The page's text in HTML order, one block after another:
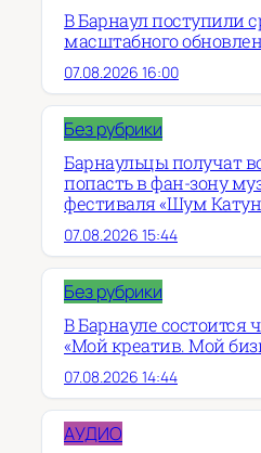
В Барнаул поступили
масштабного
07.08.2026 16:00
Без рубрики
Барнаульцы получат
попасть в фан-зону
фестиваля «Шум
07.08.2026 15:44
Без рубрики
В Барнауле состоится
«Мой креатив. Мой
07.08.2026 14:44
АУДИО